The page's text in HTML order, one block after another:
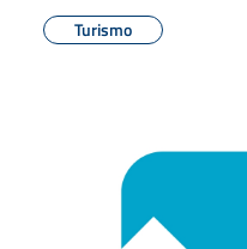
Turismo